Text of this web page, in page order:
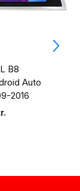
B8
Auto
2016